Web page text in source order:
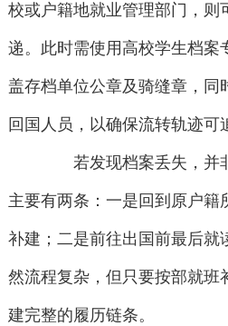
校或户籍地就业管理部门，则
递。此时需使用高校学生档案
盖存档单位公章及骑缝章，同
回国人员，以确保流转轨迹可
若发现档案丢失，并
主要有两条：一是回到原户籍
补建；二是前往出国前最后就
然流程复杂，但只要按部就班
建完整的履历链条。